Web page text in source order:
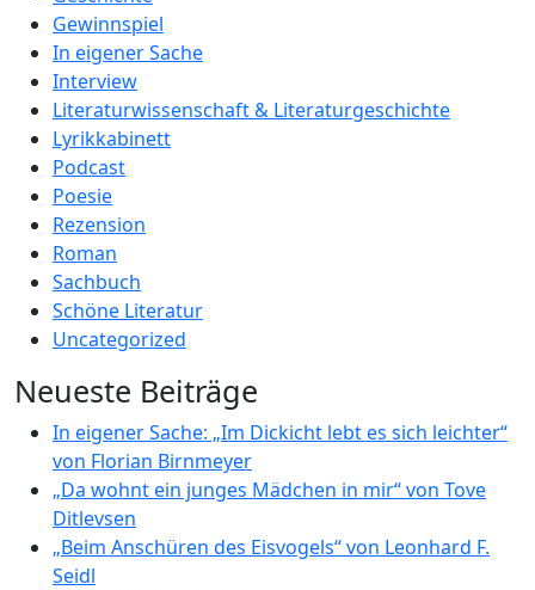
Gewinnspiel
In eigener Sache
Interview
Literaturwissenschaft & Literaturgeschichte
Lyrikkabinett
Podcast
Poesie
Rezension
Roman
Sachbuch
Schöne Literatur
Uncategorized
Neueste Beiträge
In eigener Sache: „Im Dickicht lebt es sich leichter“
von Florian Birnmeyer
„Da wohnt ein junges Mädchen in mir“ von Tove
Ditlevsen
„Beim Anschüren des Eisvogels“ von Leonhard F.
Seidl